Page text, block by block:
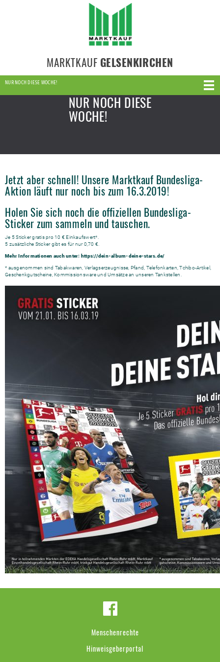
MARKTKAUF GELSENKIRCHEN
NUR NOCH DIESE WOCHE!
NUR NOCH DIESE
WOCHE!
Jetzt aber schnell! Unsere Marktkauf Bundesliga-
Aktion läuft nur noch bis zum 16.3.2019!
Holen Sie sich noch die offiziellen Bundesliga-
Sticker zum sammeln und tauschen.
Je 5 Sticker gratis pro 10 € Einkaufswert*.
5 zusätzliche Sticker gibt es für nur 0,70 €.
Mehr Informationen auch unter: https://dein-album-deine-stars.de/
* ausgenommen sind Tabakwaren, Verlagserzeugnisse, Pfand, Telefonkarten, Tchibo-Artikel,
Geschenkgutscheine, Kommissionsware und Umsätze an unseren Tankstellen.
Menschenrechte
Hinweisgeberportal